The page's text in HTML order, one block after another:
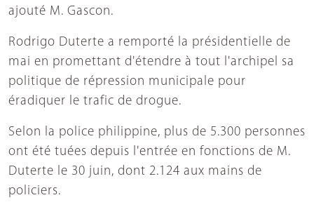
ajouté M. Gascon.
Rodrigo Duterte a remporté la présidentielle de
mai en promettant d'étendre à tout l'archipel sa
politique de répression municipale pour
éradiquer le trafic de drogue.
Selon la police philippine, plus de 5.300 personnes
ont été tuées depuis l'entrée en fonctions de M.
Duterte le 30 juin, dont 2.124 aux mains de
policiers.